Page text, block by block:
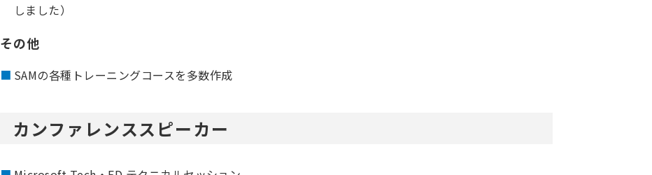
しました）
その他
SAMの各種トレーニングコースを多数作成
カンファレンススピーカー